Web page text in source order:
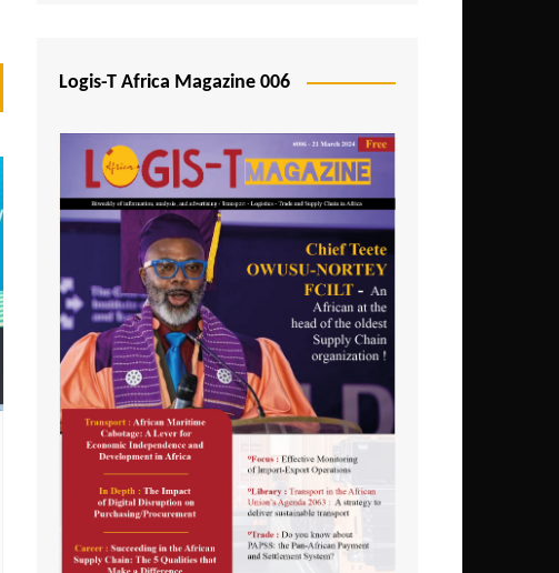
Logis-T Africa Magazine 006